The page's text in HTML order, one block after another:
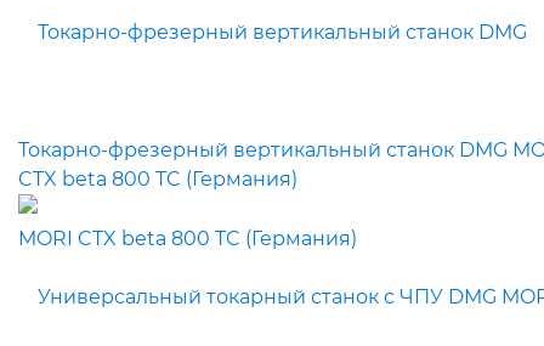
Токарно-фрезерный вертикальный станок DMG
CTX beta 800 TC (Германия)